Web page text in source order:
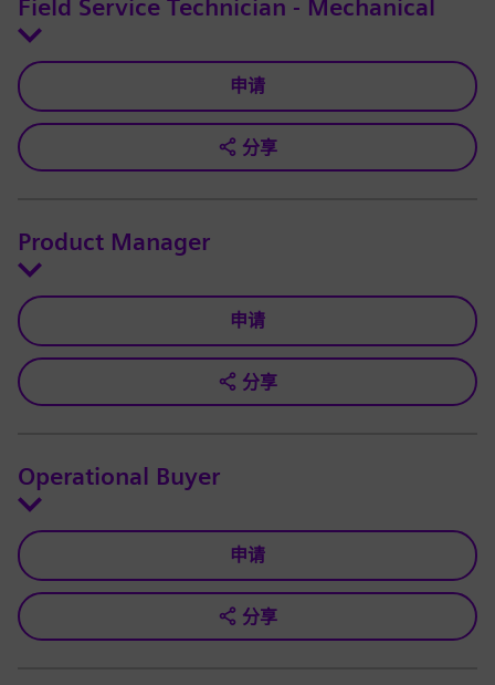
Field Service Technician - Mechanical
申请
分享
Product Manager
申请
分享
Operational Buyer
申请
分享